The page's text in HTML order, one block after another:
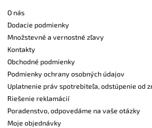
O nás
Dodacie podmienky
Množstevné a vernostné zľavy
Kontakty
Obchodné podmienky
Podmienky ochrany osobných údajov
Uplatnenie práv spotrebiteľa, odstúpenie od
Riešenie reklamácií
Poradenstvo, odpovedáme na vaše otázky
Moje objednávky